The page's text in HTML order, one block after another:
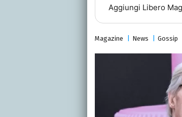
Aggiungi Libero
Magazine News Gossip